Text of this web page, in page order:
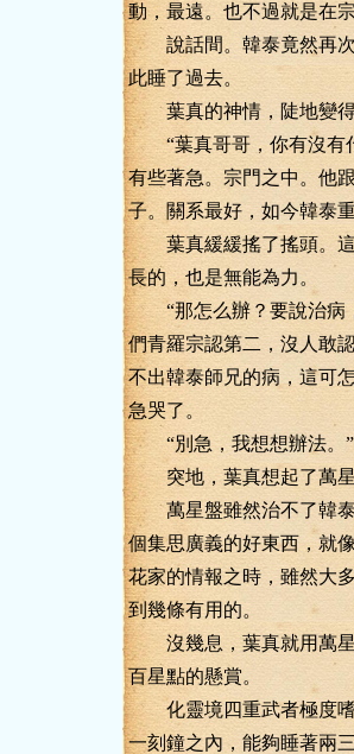
動，最遠。也不過就是在
說話間。韓泰竟然再次
此睡了過去。
葉真的神情，陡地變得
“葉真哥哥，你有沒有
有些著急。宗門之中。他
子。關系最好，如今韓泰
葉真緩緩搖了搖頭。這
長的，也是無能為力。
“那怎么辦？要說治病
們青羅宗認第二，沒人敢
不出韓泰師兄的病，這可
急哭了。
“別急，我想想辦法。”
突地，葉真想起了萬星
萬星盤雖然治不了韓泰
個集思廣義的好東西，就
花家的情報之時，雖然大
到幾條有用的。
沒幾息，葉真就用萬星
百星點的懸賞。
化靈境四重武者極度嗜
一刻鐘之內，能夠睡著兩